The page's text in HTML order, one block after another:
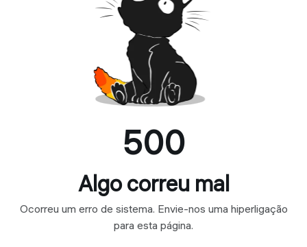
500
Algo correu mal
Ocorreu um erro de sistema. Envie-nos uma hiperligação
para esta página.